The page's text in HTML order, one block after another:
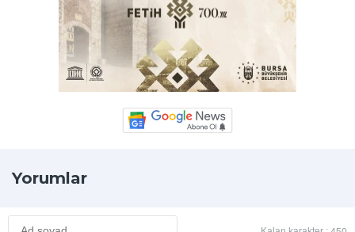
Yorumlar